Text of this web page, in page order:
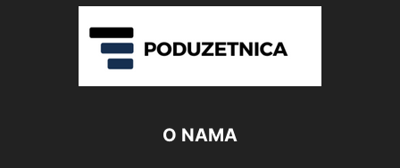
O NAMA